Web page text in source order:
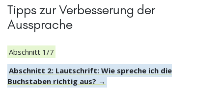
Tipps zur Verbesserung der
Aussprache
Abschnitt 1/7
Abschnitt 2: Lautschrift: Wie spreche ich die
Buchstaben richtig aus? →